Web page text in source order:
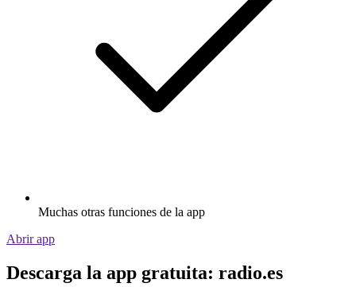
Muchas otras funciones de la app
Abrir app
Descarga la app gratuita: radio.es